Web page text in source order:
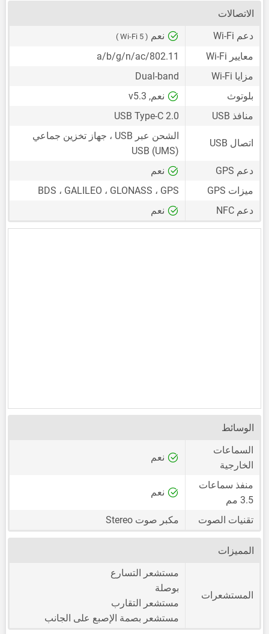
الاتصالات
دعم Wi-Fi
نعم ( Wi-Fi 5 )
معايير Wi-Fi
802.11/a/b/g/n/ac
مزايا Wi-Fi
Dual-band
بلوتوث
نعم, v5.3
منافذ USB
USB Type-C 2.0
اتصال USB
الشحن عبر USB ، جهاز تخزين جماعي
USB (UMS)
دعم GPS
نعم
ميزات GPS
BDS ، GALILEO ، GLONASS ، GPS
دعم NFC
نعم
الوسائط
السماعات
الخارجية
نعم
منفذ سماعات
3.5 مم
نعم
تقنيات الصوت مكبر صوت Stereo
المميزات
المستشعرات
مستشعر التسارع
بوصلة
مستشعر التقارب
مستشعر بصمة الإصبع على الجانب